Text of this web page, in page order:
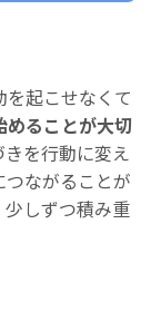
起こせなくて
めることが大切
を行動に変え
ながることが
しずつ積み重